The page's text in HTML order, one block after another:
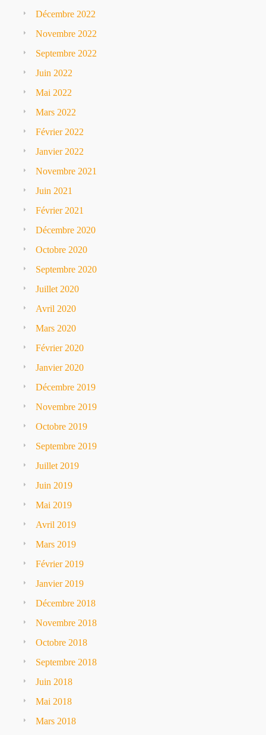
Décembre 2022
Novembre 2022
Septembre 2022
Juin 2022
Mai 2022
Mars 2022
Février 2022
Janvier 2022
Novembre 2021
Juin 2021
Février 2021
Décembre 2020
Octobre 2020
Septembre 2020
Juillet 2020
Avril 2020
Mars 2020
Février 2020
Janvier 2020
Décembre 2019
Novembre 2019
Octobre 2019
Septembre 2019
Juillet 2019
Juin 2019
Mai 2019
Avril 2019
Mars 2019
Février 2019
Janvier 2019
Décembre 2018
Novembre 2018
Octobre 2018
Septembre 2018
Juin 2018
Mai 2018
Mars 2018